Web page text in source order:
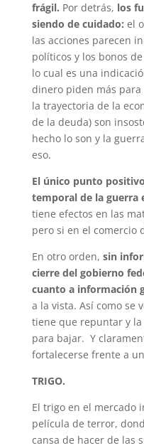
frágil. Por detrás, los
siendo de cuidado: el
las acciones parecen
políticos y los bonos
lo cual es una
dinero piden más
la trayectoria de la
de la deuda) son
hecho lo son y la
eso.
El único punto
temporal de la guerra
tiene efectos en las
pero si en el comercio
En otro orden, sin
cierre del gobierno
cuanto a información
a la vista. Así como se
tiene que repuntar y
para bajar. Y
fortalecerse frente a
TRIGO.
El trigo en el mercado
película de terror,
cansa de hacer de las